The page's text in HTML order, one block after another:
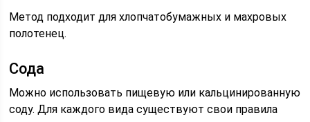
Метод подходит для хлопчатобумажных и махровых
полотенец.
Сода
Можно использовать пищевую или кальцинированную
соду. Для каждого вида существуют свои правила